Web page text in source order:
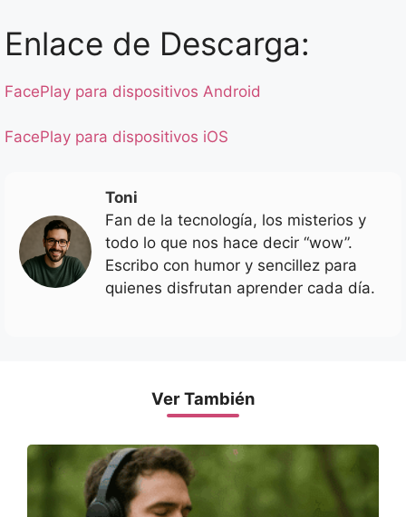
Enlace de Descarga:
FacePlay para dispositivos Android
FacePlay para dispositivos iOS
Toni
Fan de la tecnología, los misterios y
todo lo que nos hace decir “wow”.
Escribo con humor y sencillez para
quienes disfrutan aprender cada día.
Ver También